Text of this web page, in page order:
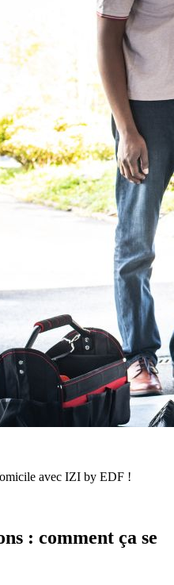
avec IZI by EDF !
: comment ça se